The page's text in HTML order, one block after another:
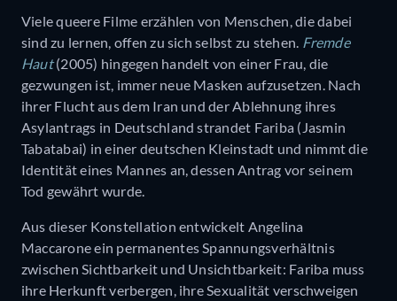
Viele queere Filme erzählen von Menschen, die dabei
sind zu lernen, offen zu sich selbst zu stehen. Fremde
Haut (2005) hingegen handelt von einer Frau, die
gezwungen ist, immer neue Masken aufzusetzen. Nach
ihrer Flucht aus dem Iran und der Ablehnung ihres
Asylantrags in Deutschland strandet Fariba (Jasmin
Tabatabai) in einer deutschen Kleinstadt und nimmt die
Identität eines Mannes an, dessen Antrag vor seinem
Tod gewährt wurde.
Aus dieser Konstellation entwickelt Angelina
Maccarone ein permanentes Spannungsverhältnis
zwischen Sichtbarkeit und Unsichtbarkeit: Fariba muss
ihre Herkunft verbergen, ihre Sexualität verschweigen